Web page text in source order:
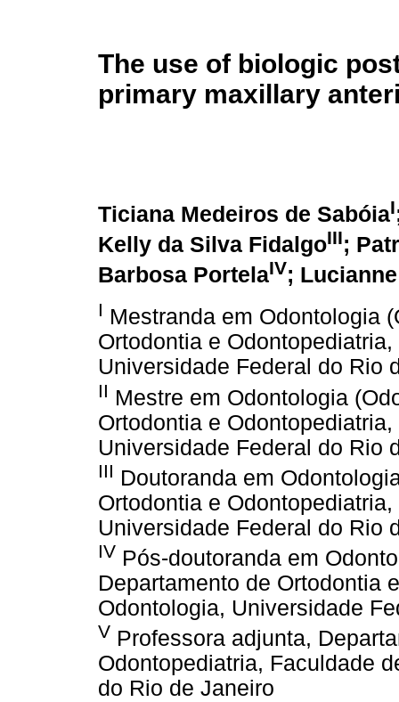
The use of biologic
primary maxillary
Ticiana Medeiros de SabóiaI
Kelly da Silva FidalgoIII;
Barbosa PortelaIV;
I Mestranda em Odontologia
Ortodontia e
Universidade Federal do Rio
II Mestre em Odontologia
Ortodontia e
Universidade Federal do Rio
III Doutoranda em
Ortodontia e
Universidade Federal do Rio
IV Pós-doutoranda em
Departamento de Ortodontia
Odontologia, Universidade
V Professora adjunta,
Odontopediatria, Faculdade
do Rio de Janeiro